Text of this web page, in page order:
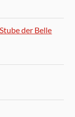
der Belle